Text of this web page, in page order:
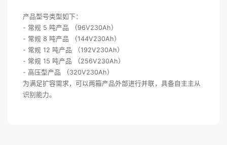
产品型号类型如下：
- 常规 5 吨产品 （96V230Ah）
- 常规 8 吨产品 （144V230Ah）
- 常规 12 吨产品 （192V230Ah）
- 常规 15 吨产品 （256V230Ah）
- 高压型产品 （320V230Ah）
为满足扩容需求，可以两箱产品外部进行并联，具备自主主从
识别能力。